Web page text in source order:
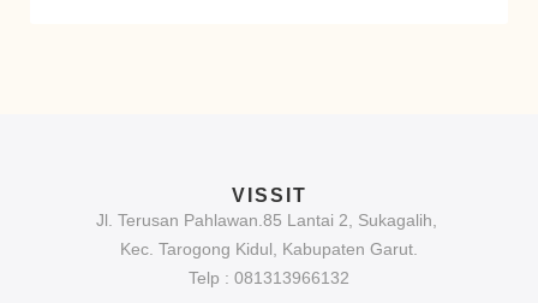
VISSIT
Jl. Terusan Pahlawan.85 Lantai 2, Sukagalih,
Kec. Tarogong Kidul, Kabupaten Garut.
Telp : 081313966132